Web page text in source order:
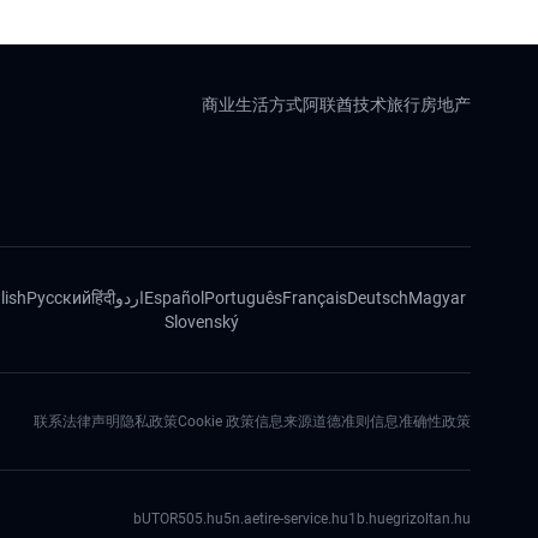
商业生活方式阿联酋技术旅行房地产
РусскийहिंदीاردوEspañol PortuguêsFrançaisDeutschMagyar
Slovenský
联系法律声明 隐私政策Cookie 政策信息来源道德准则 信息准确性政策
bUTOR505.hu5n.aetire-service.hu1b.huegrizoltan.hu